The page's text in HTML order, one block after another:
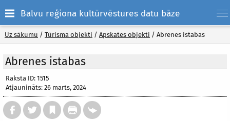
Balvu reģiona kultūrvēstures datu bāze
Uz sākumu / Tūrisma objekti / Apskates objekti / Abrenes istabas
Abrenes istabas
Raksta ID: 1515
Atjaunināts: 26 marts, 2024